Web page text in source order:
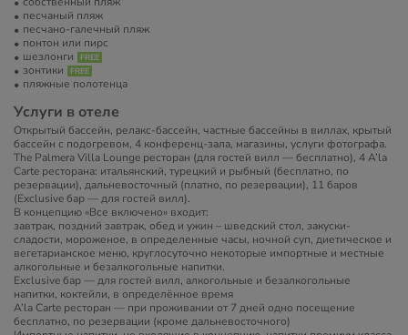
песчаный пляж
песчано-галечный пляж
понтон или пирс
шезлонги
зонтики
пляжные полотенца
Услуги в отеле
Открытый бассейн, релакс-бассейн, частные бассейны в виллах, крытый
бассейн с подогревом, 4 конференц-зала, магазины, услуги фотографа.
The Palmera Villa Lounge ресторан (для гостей вилл — бесплатно), 4 A’la
Carte ресторана: итальянский, турецкий и рыбный (бесплатно, по
резервации), дальневосточный (платно, по резервации), 11 баров
(Exclusive бар — для гостей вилл).
В концепцию «Все включено» входит:
завтрак, поздний завтрак, обед и ужин – шведский стол, закуски-
сладости, мороженое, в определенные часы, ночной суп, диетическое и
вегетарианское меню, круглосуточно некоторые импортные и местные
алкогольные и безалкогольные напитки.
Exclusive бар — для гостей вилл, алкогольные и безалкогольные
напитки, коктейли, в определённое время
A’la Carte ресторан — при проживании от 7 дней одно посещение
бесплатно, по резервации (кроме дальневосточного)